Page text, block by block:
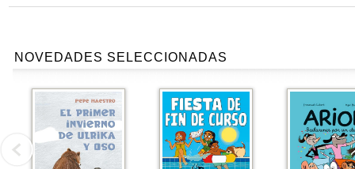
NOVEDADES SELECCIONADAS